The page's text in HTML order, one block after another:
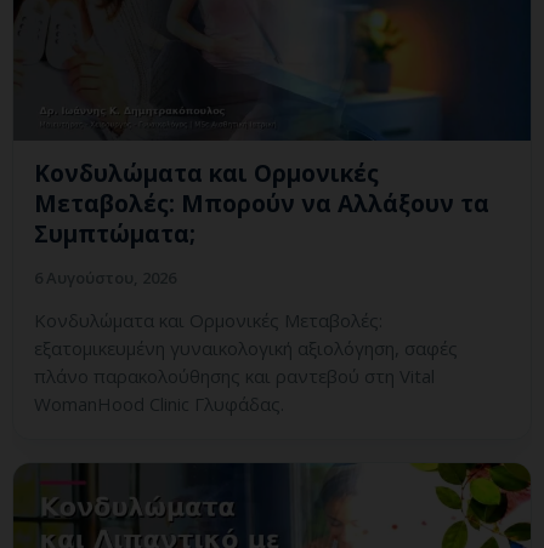
Κονδυλώματα και Ορμονικές
Μεταβολές: Μπορούν να Αλλάξουν τα
Συμπτώματα;
Κονδυλώματα και Ορμονικές Μεταβολές:
εξατομικευμένη γυναικολογική αξιολόγηση, σαφές
πλάνο παρακολούθησης και ραντεβού στη Vital
WomanHood Clinic Γλυφάδας.